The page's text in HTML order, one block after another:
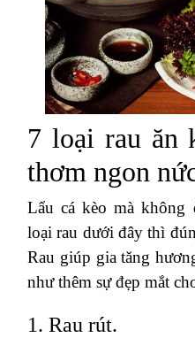
7 loại rau ăn
thơm ngon
Lẩu cá kèo mà
loại rau dưới đây thì
Rau giúp gia tăng
như thêm sự đẹp mắt
1. Rau rút.